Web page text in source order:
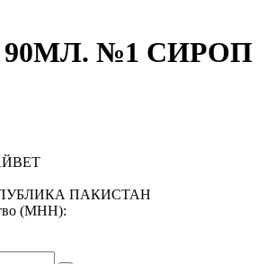
№1 СИРОП
ПАКИСТАН
(МНН):